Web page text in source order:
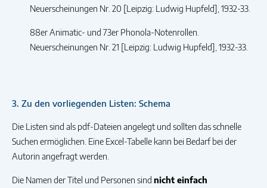
Neuerscheinungen Nr. 20 [Leipzig: Ludwig Hupfeld], 1932-33.
88er Animatic- und 73er Phonola-Notenrollen.
Neuerscheinungen Nr. 21 [Leipzig: Ludwig Hupfeld], 1932-33.
3. Zu den vorliegenden Listen: Schema
Die Listen sind als pdf-Dateien angelegt und sollten das schnelle
Suchen ermöglichen. Eine Excel-Tabelle kann bei Bedarf bei der
Autorin angefragt werden.
Die Namen der Titel und Personen sind nicht einfach